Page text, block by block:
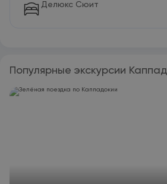
Делюкс Сюит
Популярные экскурсии